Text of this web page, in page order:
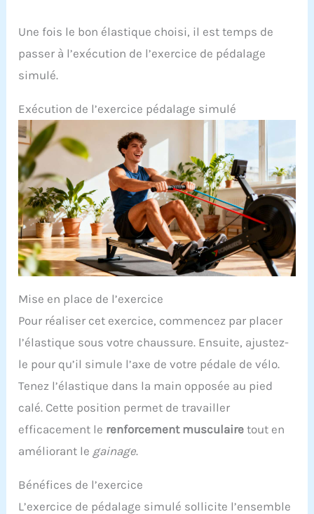
Une fois le bon élastique choisi, il est temps de
passer à l’exécution de l’exercice de pédalage
simulé.
Exécution de l’exercice pédalage simulé
Mise en place de l’exercice
Pour réaliser cet exercice, commencez par placer
l’élastique sous votre chaussure. Ensuite, ajustez-
le pour qu’il simule l’axe de votre pédale de vélo.
Tenez l’élastique dans la main opposée au pied
calé. Cette position permet de travailler
efficacement le renforcement musculaire tout en
améliorant le gainage.
Bénéfices de l’exercice
L’exercice de pédalage simulé sollicite l’ensemble